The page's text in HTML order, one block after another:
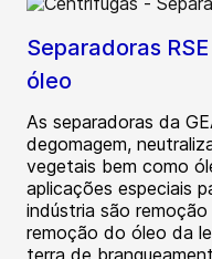
Separadoras
óleo
As separadoras da
degomagem,
vegetais bem como
aplicações especiais
indústria são
remoção do óleo da